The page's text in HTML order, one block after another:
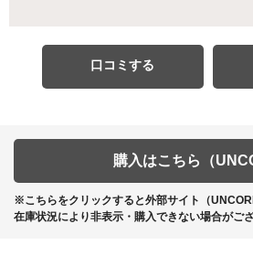
口コミする
購入はこちら（
※こちらをクリックすると外部サイト（
在庫状況により非表示・購入できない場合がござ